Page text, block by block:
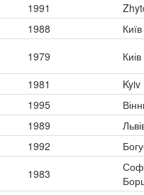
1991
1988
Київ
1979
Киів
1981
Kyiv
1995
1989
1992
1983